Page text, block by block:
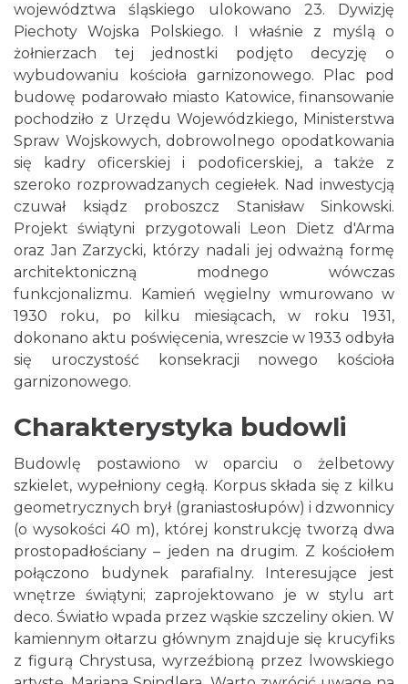
województwa śląskiego ulokowano 23. Dywizję
Piechoty Wojska Polskiego. I właśnie z myślą o
żołnierzach tej jednostki podjęto decyzję o
wybudowaniu kościoła garnizonowego. Plac pod
budowę podarowało miasto Katowice, finansowanie
pochodziło z Urzędu Wojewódzkiego, Ministerstwa
Spraw Wojskowych, dobrowolnego opodatkowania
się kadry oficerskiej i podoficerskiej, a także z
szeroko rozprowadzanych cegiełek. Nad inwestycją
czuwał ksiądz proboszcz Stanisław Sinkowski.
Projekt świątyni przygotowali Leon Dietz d'Arma
oraz Jan Zarzycki, którzy nadali jej odważną formę
architektoniczną modnego wówczas
funkcjonalizmu. Kamień węgielny wmurowano w
1930 roku, po kilku miesiącach, w roku 1931,
dokonano aktu poświęcenia, wreszcie w 1933 odbyła
się uroczystość konsekracji nowego kościoła
garnizonowego.
Charakterystyka budowli
Budowlę postawiono w oparciu o żelbetowy
szkielet, wypełniony cegłą. Korpus składa się z kilku
geometrycznych brył (graniastosłupów) i dzwonnicy
(o wysokości 40 m), której konstrukcję tworzą dwa
prostopadłościany – jeden na drugim. Z kościołem
połączono budynek parafialny. Interesujące jest
wnętrze świątyni; zaprojektowano je w stylu art
deco. Światło wpada przez wąskie szczeliny okien. W
kamiennym ołtarzu głównym znajduje się krucyfiks
z figurą Chrystusa, wyrzeźbioną przez lwowskiego